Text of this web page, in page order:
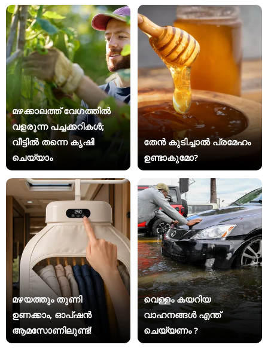
മഴക്കാലത്ത് വേഗത്തിൽ
വളരുന്ന പച്ചക്കറികൾ;
വീട്ടിൽ തന്നെ കൃഷി
ചെയ്യാം
തേൻ കുടിച്ചാൽ പ്രമേഹം
ഉണ്ടാകുമോ?
മഴയത്തും തുണി
ഉണക്കാം, ഓപ്ഷൻ
ആമസോണിലുണ്ട്!
വെള്ളം കയറിയ
വാഹനങ്ങൾ എന്ത്
ചെയ്യണം ?